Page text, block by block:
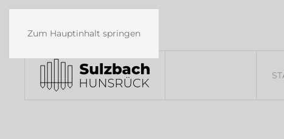
Zum Hauptinhalt springen